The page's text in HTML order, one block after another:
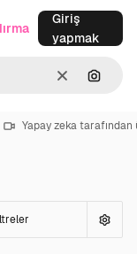
Temizlemek
Giriş
yapmak
Yapay zeka